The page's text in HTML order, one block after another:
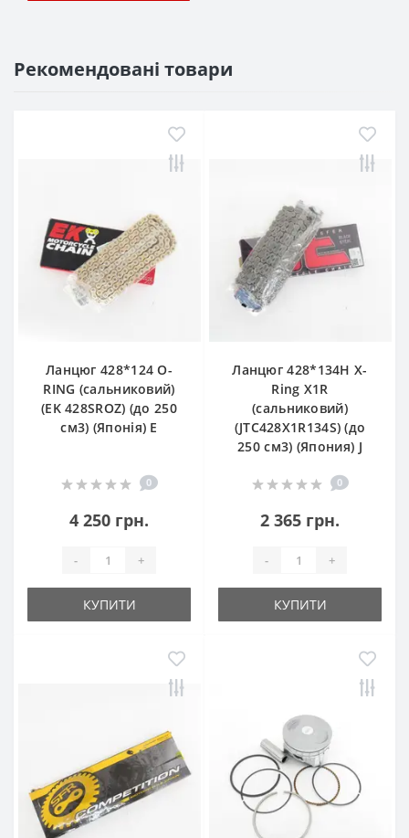
Рекомендовані товари
Ланцюг 428*124 O-
RING (сальниковий)
(EK 428SROZ) (до 250
см3) (Японія) E
0
4 250 грн.
- +
КУПИТИ
Ланцюг 428*134H X-
Ring X1R
(сальниковий)
(JTC428X1R134S) (до
250 см3) (Япония) J
0
2 365 грн.
- +
КУПИТИ